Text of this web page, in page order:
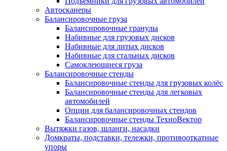
Автосканеры
Балансировочные груза
Балансировочные гранулы
Набивные для грузовых дисков
Набивные для литых дисков
Набивные для стальных дисков
Самоклеющиеся груза
Балансировочные стенды
Балансировочные стенды для грузовых колёс
Балансировочные стенды для легковых
автомобилей
Опции для балансировочных стендов
Балансировочные стенды ТехноВектор
Вытяжки газов, шланги, насадки
Домкраты, подставки, тележки, противооткатные
упоры